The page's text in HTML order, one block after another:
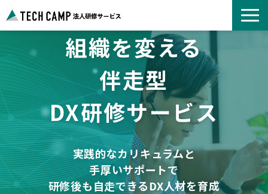
よくあるご質問
お知らせ
事例紹介一覧
コース一覧
選ばれる理由
パートナー募集
組織を変える
伴走型
DX研修サービス
実践的なカリキュラムと
手厚いサポートで
研修後も自走できるDX人材を育成